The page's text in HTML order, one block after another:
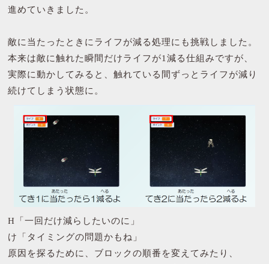
進めていきました。
敵に当たったときにライフが減る処理にも挑戦しました。
本来は敵に触れた瞬間だけライフが1減る仕組みですが、
実際に動かしてみると、触れている間ずっとライフが減り
続けてしまう状態に。
H「一回だけ減らしたいのに」
け「タイミングの問題かもね」
原因を探るために、ブロックの順番を変えてみたり、